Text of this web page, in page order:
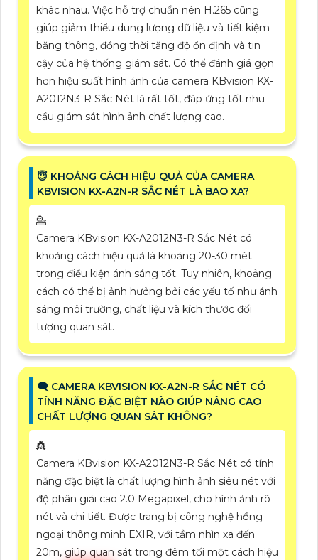
khác nhau. Việc hỗ trợ chuẩn nén H.265 cũng
giúp giảm thiểu dung lượng dữ liệu và tiết kiệm
băng thông, đồng thời tăng độ ổn định và tin
cậy của hệ thống giám sát. Có thể đánh giá gọn
hơn hiệu suất hình ảnh của camera KBvision KX-
A2012N3-R Sắc Nét là rất tốt, đáp ứng tốt nhu
cầu giám sát hình ảnh chất lượng cao.
😇 KHOẢNG CÁCH HIỆU QUẢ CỦA CAMERA
KBVISION KX-A2N-R SẮC NÉT LÀ BAO XA?
💁
Camera KBvision KX-A2012N3-R Sắc Nét có
khoảng cách hiệu quả là khoảng 20-30 mét
trong điều kiện ánh sáng tốt. Tuy nhiên, khoảng
cách có thể bị ảnh hưởng bởi các yếu tố như ánh
sáng môi trường, chất liệu và kích thước đối
tượng quan sát.
🗨️ CAMERA KBVISION KX-A2N-R SẮC NÉT CÓ
TÍNH NĂNG ĐẶC BIỆT NÀO GIÚP NÂNG CAO
CHẤT LƯỢNG QUAN SÁT KHÔNG?
👸
Camera KBvision KX-A2012N3-R Sắc Nét có tính
năng đặc biệt là chất lượng hình ảnh siêu nét với
độ phân giải cao 2.0 Megapixel, cho hình ảnh rõ
nét và chi tiết. Được trang bị công nghệ hồng
ngoại thông minh EXIR, với tầm nhìn xa đến
20m, giúp quan sát trong đêm tối một cách hiệu